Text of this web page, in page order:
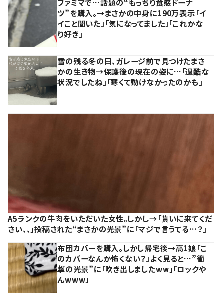
ファミマで…話題の“もっちり食感ドーナ
ツ”を購入。→まさかの中身に190万表示「イ
イこと聞いた」「気になってました」「これかな
り好き」
雪の残る冬の日、ガレージ前で見つけたまさ
かの生き物→保護後の現在の姿に…「過酷な
状況でしたね」「寒くて動けなかったのかも」
A5ランクの牛肉をいただいた女性。しかし→「貰いに来てくだ
さい、、」投稿された“まさかの光景”に「マジで言うてる…？」
布団カバーを購入。しかし帰宅後→高1娘「こ
のカバーなんか怖くない？」よく見ると…”衝
撃の光景”に「吹き出しましたww」「ロックや
んwww」